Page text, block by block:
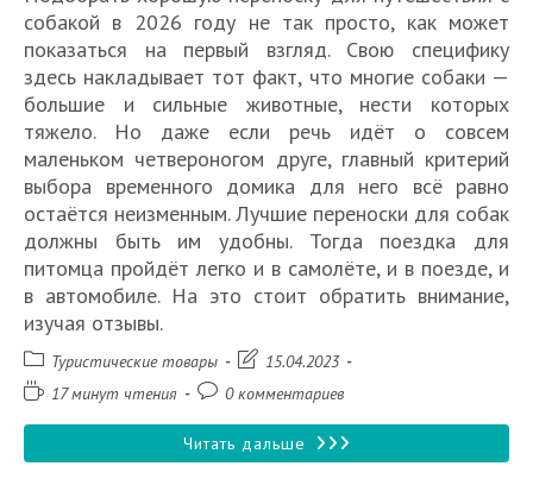
собакой в 2026 году не так просто, как может
показаться на первый взгляд. Свою специфику
здесь накладывает тот факт, что многие собаки —
большие и сильные животные, нести которых
тяжело. Но даже если речь идёт о совсем
маленьком четвероногом друге, главный критерий
выбора временного домика для него всё равно
остаётся неизменным. Лучшие переноски для собак
должны быть им удобны. Тогда поездка для
питомца пройдёт легко и в самолёте, и в поезде, и
в автомобиле. На это стоит обратить внимание,
изучая отзывы.
Рубрика
записи:
Туристические товары
Запись15.04.2023
Время17 минут чтения
Комментарии
записи:
0 комментариев
Читать дальше 15